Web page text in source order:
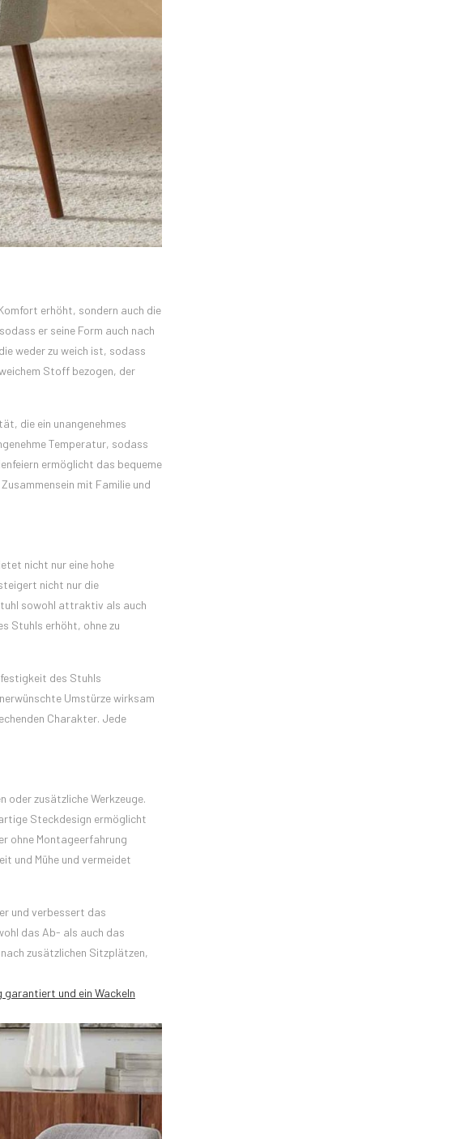
erhöht, sondern auch die
er seine Form auch nach
weder zu weich ist, sodass
Stoff bezogen, der
die ein unangenehmes
Temperatur, sodass
ermöglicht das bequeme
mit Familie und
nicht nur eine hohe
nicht nur die
sowohl attraktiv als auch
Stuhls erhöht, ohne zu
des Stuhls
Umstürze wirksam
Charakter. Jede
oder zusätzliche Werkzeuge.
Steckdesign ermöglicht
ohne Montageerfahrung
und Mühe und vermeidet
und verbessert das
das Ab- als auch das
zusätzlichen Sitzplätzen,
und ein Wackeln